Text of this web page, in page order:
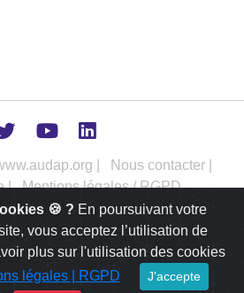
|
Nous contacter |
| Mentions légales / RGPD
outil d’aide à la décision publique dans
de l’aménagement et du
des territoires.
🍪 ? En poursuivant votre
vous acceptez l’utilisation de
plus sur l'utilisation des cookies
légales | RGPD J'accepte